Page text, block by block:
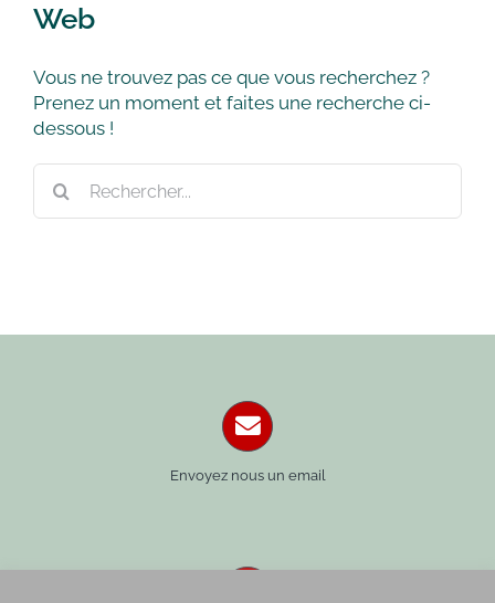
Web
Vous ne trouvez pas ce que vous recherchez ?
Prenez un moment et faites une recherche ci-
dessous !
Envoyez nous un email